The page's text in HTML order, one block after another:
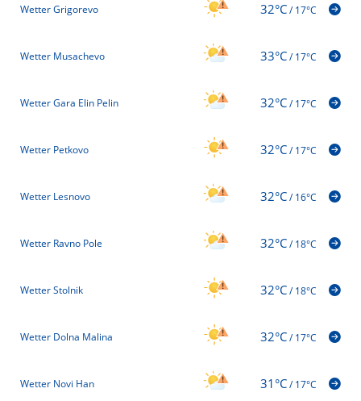
Wetter Grigorevo 32°C/17°C
Wetter Musachevo 33°C/17°C
Wetter Gara Elin Pelin 32°C/17°C
Wetter Petkovo 32°C/17°C
Wetter Lesnovo 32°C/16°C
Wetter Ravno Pole 32°C/18°C
Wetter Stolnik 32°C/18°C
Wetter Dolna Malina 32°C/17°C
Wetter Novi Han 31°C/17°C